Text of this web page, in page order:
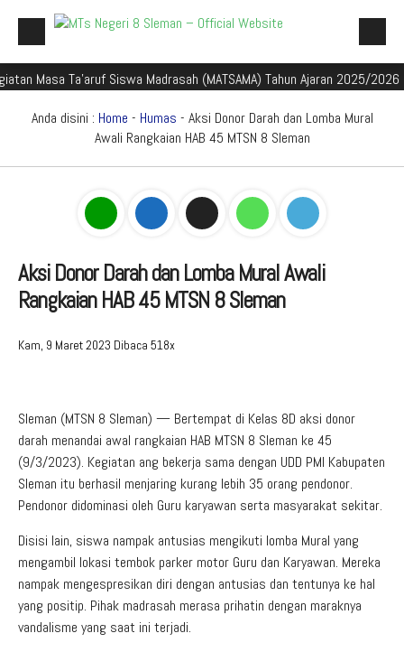
Beranda
Profil Madrasah
Visi Misi Madrasah
Struktur Organisasi
Guru dan Tenaga Kependidikan
Kalender Akademik TP. 2024/2025
Jadwal Pembelajaran TP. 2024/2025
Galeri Berita
Foto
Video
Aplikasi Madrasah
E-Learning Madrasah
Rapor Digital Madrasah
PMBM
Informasi PMBM
Perpustakaan Madyadesta
Pojok Literasi
Maklumat Pelayanan
Download
Informasi Publik
Regulasi PPID
Profil PPID
Struktur Organisasi
Ta'aruf Siswa Madrasah (MATSAMA) Tahun Ajaran 2025/2026
Anda disini : Home - Humas - Aksi Donor Darah dan Lomba Mural
Awali Rangkaian HAB 45 MTSN 8 Sleman
Aksi Donor Darah dan Lomba Mural Awali
Rangkaian HAB 45 MTSN 8 Sleman
Kam, 9 Maret 2023 Dibaca 518x
Sleman (MTSN 8 Sleman) — Bertempat di Kelas 8D aksi donor
darah menandai awal rangkaian HAB MTSN 8 Sleman ke 45
(9/3/2023). Kegiatan ang bekerja sama dengan UDD PMI Kabupaten
Sleman itu berhasil menjaring kurang lebih 35 orang pendonor.
Pendonor didominasi oleh Guru karyawan serta masyarakat sekitar.
Disisi lain, siswa nampak antusias mengikuti lomba Mural yang
mengambil lokasi tembok parker motor Guru dan Karyawan. Mereka
nampak mengespresikan diri dengan antusias dan tentunya ke hal
yang positip. Pihak madrasah merasa prihatin dengan maraknya
vandalisme yang saat ini terjadi.